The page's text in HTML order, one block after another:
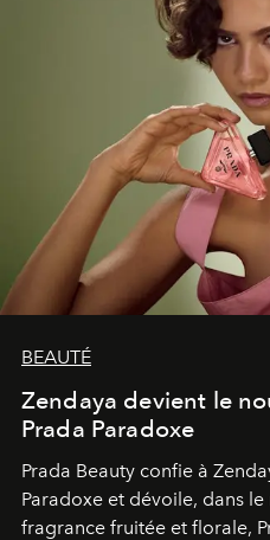
BEAUTÉ
Zendaya devient le
Prada Paradoxe
Prada Beauty confie à
Paradoxe et dévoile, dans
fragrance fruitée et florale,